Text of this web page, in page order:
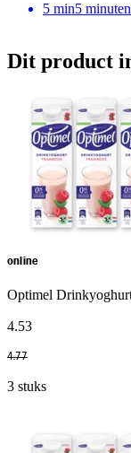
5 min5
Dit product
online
Optimel
4.53
4.77
3 stuks